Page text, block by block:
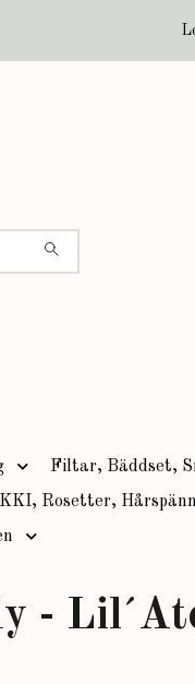
Filtar, Bäddset,
Rosetter,
-